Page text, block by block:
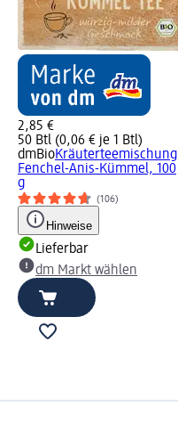
2,85 €
50 Btl (0,06 € je 1 Btl)
dmBioKräuterteemischung
Fenchel-Anis-Kümmel, 100
g
(106)
Hinweise
Lieferbar
dm Markt wählen